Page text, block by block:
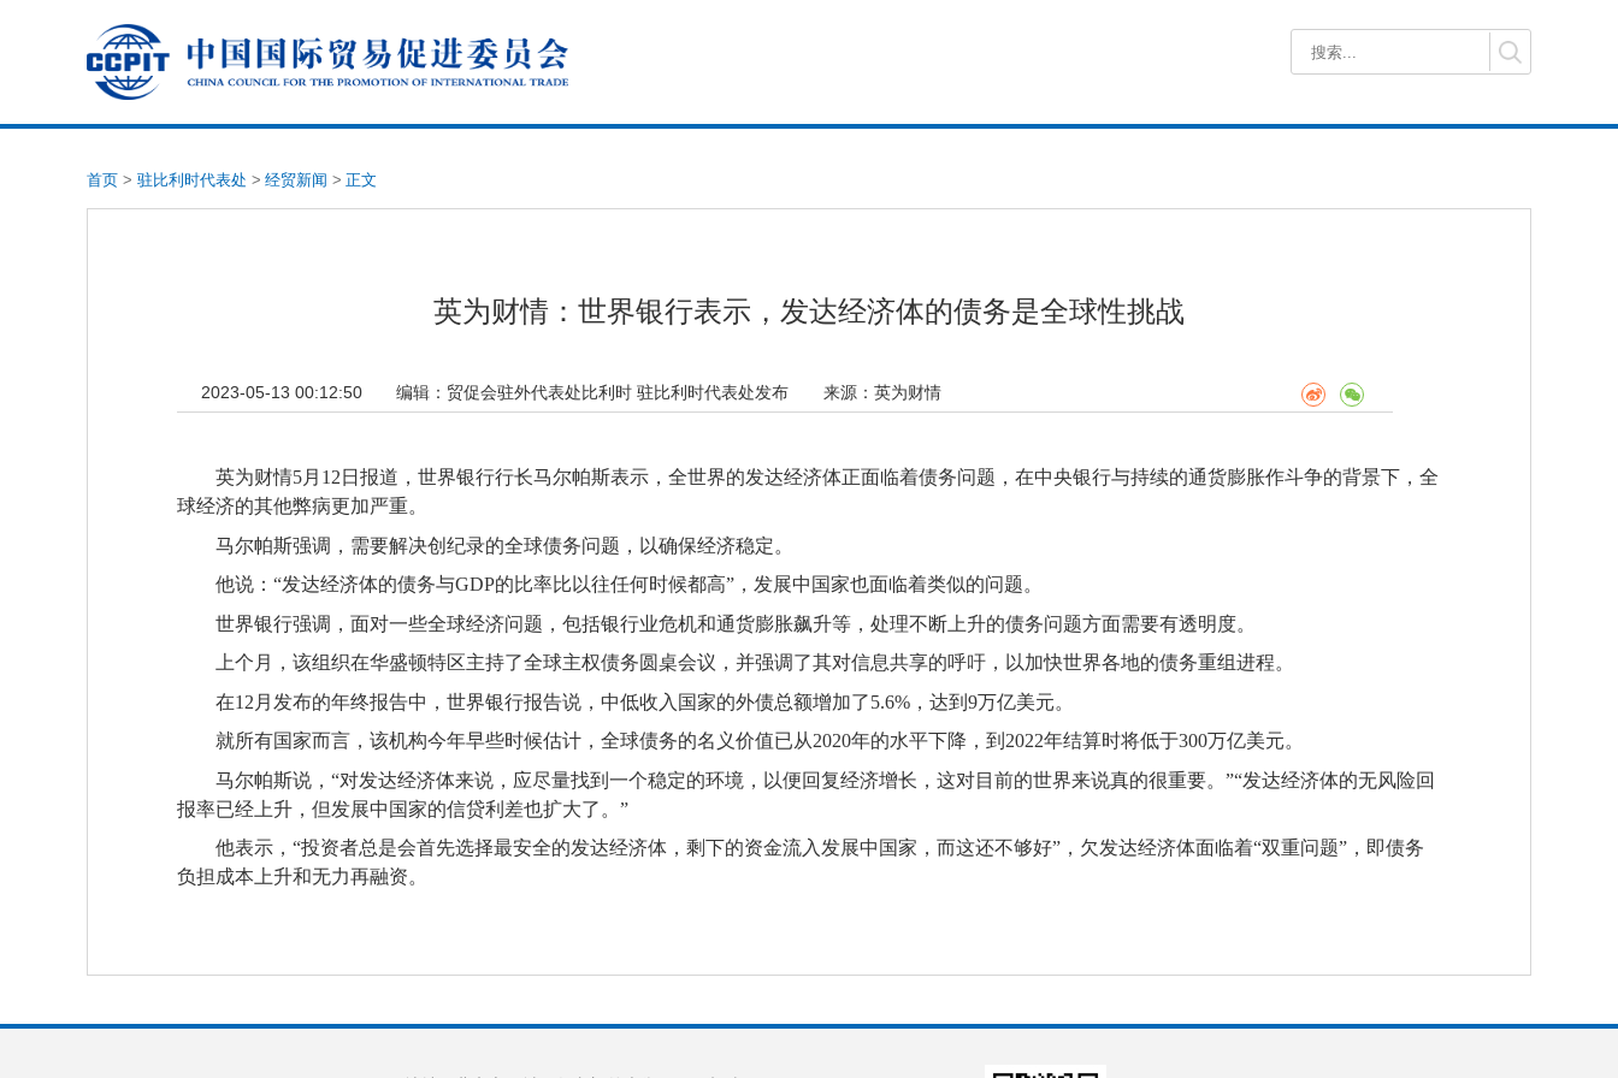
首页 > 驻比利时代表处 > 经贸新闻 > 正文
英为财情：世界银行表示，发达经济体的债务是全球性挑战
2023-05-13 00:12:50 编辑： 贸促会驻外代表处比利时 驻比利时代表处发布 来源： 英为财情
英为财情5月12日报道，世界银行行长马尔帕斯表示，全世界的发达经济体正面临着债务问题，在中央银行与持续的通货膨胀作斗争的背景下，全
球经济的其他弊病更加严重。
马尔帕斯强调，需要解决创纪录的全球债务问题，以确保经济稳定。
他说：“发达经济体的债务与GDP的比率比以往任何时候都高”，发展中国家也面临着类似的问题。
世界银行强调，面对一些全球经济问题，包括银行业危机和通货膨胀飙升等，处理不断上升的债务问题方面需要有透明度。
上个月，该组织在华盛顿特区主持了全球主权债务圆桌会议，并强调了其对信息共享的呼吁，以加快世界各地的债务重组进程。
在12月发布的年终报告中，世界银行报告说，中低收入国家的外债总额增加了5.6%，达到9万亿美元。
就所有国家而言，该机构今年早些时候估计，全球债务的名义价值已从2020年的水平下降，到2022年结算时将低于300万亿美元。
马尔帕斯说，“对发达经济体来说，应尽量找到一个稳定的环境，以便回复经济增长，这对目前的世界来说真的很重要。”“发达经济体的无风险回
报率已经上升，但发展中国家的信贷利差也扩大了。”
他表示，“投资者总是会首先选择最安全的发达经济体，剩下的资金流入发展中国家，而这还不够好”，欠发达经济体面临着“双重问题”，即债务
负担成本上升和无力再融资。